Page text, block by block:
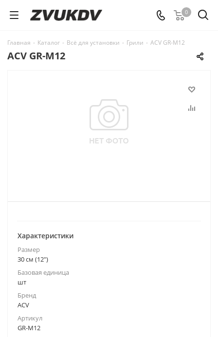
0
Главная - Каталог - Всё для установки - Грили - ACV GR-M12
ACV GR-M12
Характеристики
Размер
30 см (12")
Базовая единица
шт
Бренд
ACV
Артикул
GR-M12